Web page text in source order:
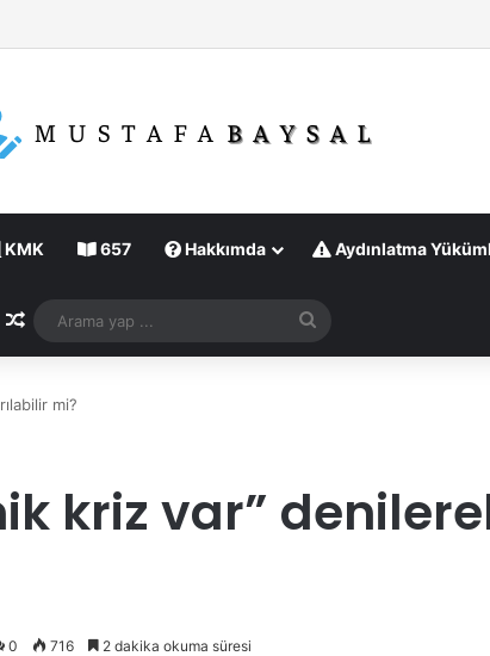
KMK 657 Hakkımda Aydınlatma
Rastgele Makale
Arama
yap
mi?
kriz var”
0 716 2 dakika okuma süresi